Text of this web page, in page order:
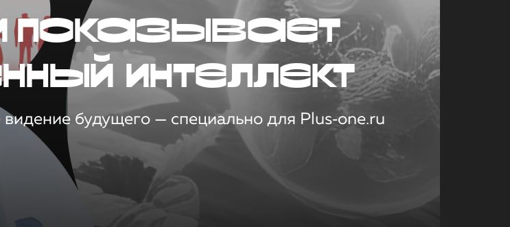
показывает
интеллект
будущего — специально для Plus‑one.ru